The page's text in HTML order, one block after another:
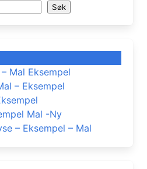
Søk
Mal Eksempel
– Eksempel
Mal -Ny
– Eksempel – Mal